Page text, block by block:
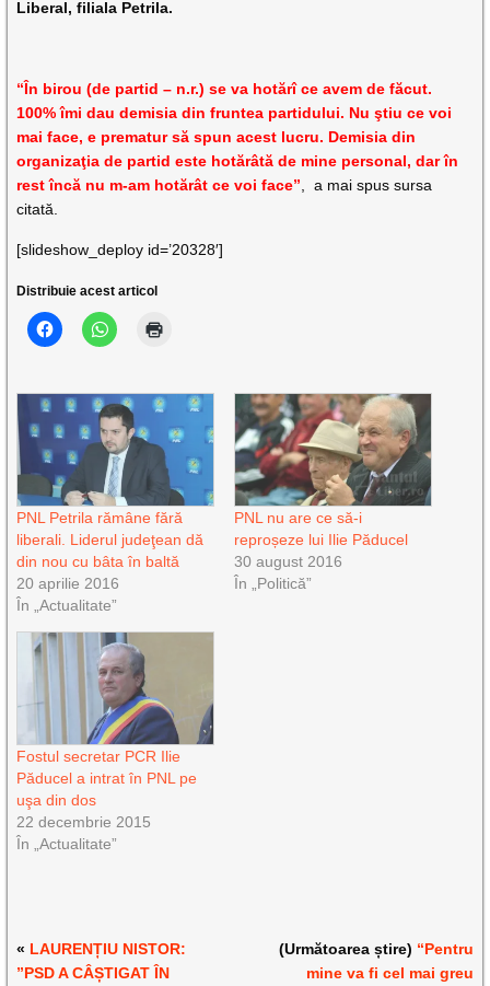
Liberal, filiala Petrila.
“În birou (de partid – n.r.) se va hotărî ce avem de făcut.
100% îmi dau demisia din fruntea partidului. Nu ştiu ce voi
mai face, e prematur să spun acest lucru. Demisia din
organizaţia de partid este hotărâtă de mine personal, dar în
rest încă nu m-am hotărât ce voi face” , a mai spus sursa
citată.
[slideshow_deploy id=’20328′]
Distribuie acest articol
PNL Petrila rămâne fără
liberali. Liderul judeţean dă
din nou cu bâta în baltă
20 aprilie 2016
În „Actualitate”
PNL nu are ce să-i
reproșeze lui Ilie Păducel
30 august 2016
În „Politică”
Fostul secretar PCR Ilie
Păducel a intrat în PNL pe
uşa din dos
22 decembrie 2015
În „Actualitate”
« LAURENȚIU NISTOR:
”PSD A CÂȘTIGAT ÎN
(Următoarea știre) “Pentru
mine va fi cel mai greu